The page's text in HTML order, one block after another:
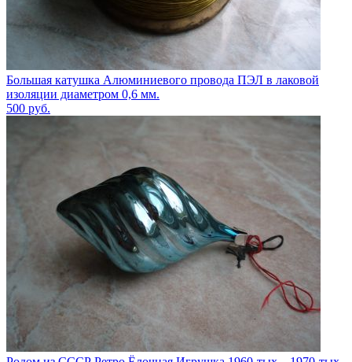
Большая катушка Алюминиевого провода ПЭЛ в лаковой
изоляции диаметром 0,6 мм.
500 руб.